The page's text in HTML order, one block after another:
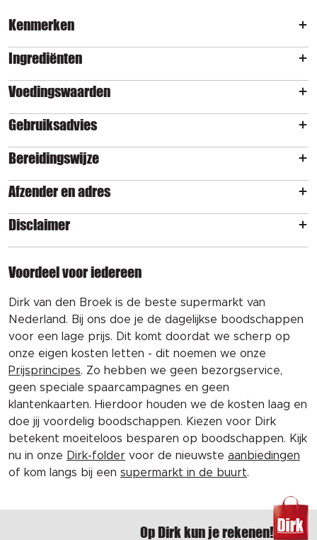
Kenmerken
Ingrediënten
Voedingswaarden
Gebruiksadvies
Bereidingswijze
Afzender en adres
Disclaimer
Voordeel voor iedereen
Dirk van den Broek is de beste supermarkt van
Nederland. Bij ons doe je de dagelijkse boodschappen
voor een lage prijs. Dit komt doordat we scherp op
onze eigen kosten letten - dit noemen we onze
Prijsprincipes. Zo hebben we geen bezorgservice,
geen speciale spaarcampagnes en geen
klantenkaarten. Hierdoor houden we de kosten laag en
doe jij voordelig boodschappen. Kiezen voor Dirk
betekent moeiteloos besparen op boodschappen. Kijk
nu in onze Dirk-folder voor de nieuwste aanbiedingen
of kom langs bij een supermarkt in de buurt.
Op Dirk kun je rekenen!